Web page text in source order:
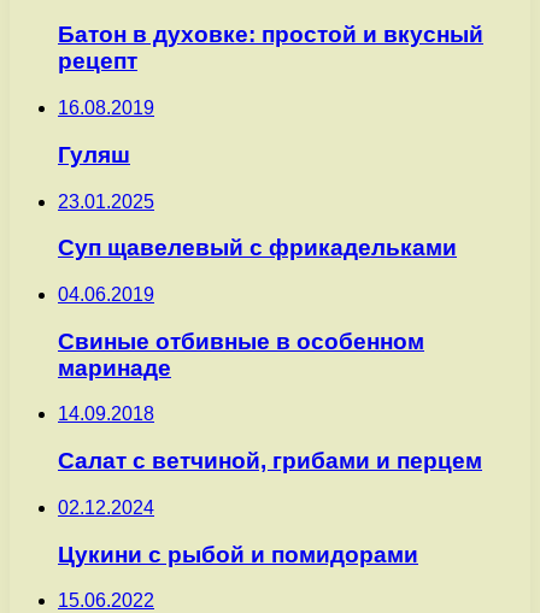
Батон в духовке: простой и вкусный
рецепт
16.08.2019
Гуляш
23.01.2025
Суп щавелевый с фрикадельками
04.06.2019
Свиные отбивные в особенном
маринаде
14.09.2018
Салат с ветчиной, грибами и перцем
02.12.2024
Цукини с рыбой и помидорами
15.06.2022